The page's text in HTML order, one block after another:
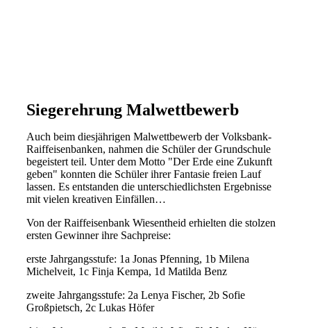
Siegerehrung Malwettbewerb
Auch beim diesjährigen Malwettbewerb der Volksbank-
Raiffeisenbanken, nahmen die Schüler der Grundschule
begeistert teil. Unter dem Motto "Der Erde eine Zukunft
geben" konnten die Schüler ihrer Fantasie freien Lauf
lassen. Es entstanden die unterschiedlichsten Ergebnisse
mit vielen kreativen Einfällen…
Von der Raiffeisenbank Wiesentheid erhielten die stolzen
ersten Gewinner ihre Sachpreise:
erste Jahrgangsstufe: 1a Jonas Pfenning, 1b Milena
Michelveit, 1c Finja Kempa, 1d Matilda Benz
zweite Jahrgangsstufe: 2a Lenya Fischer, 2b Sofie
Großpietsch, 2c Lukas Höfer